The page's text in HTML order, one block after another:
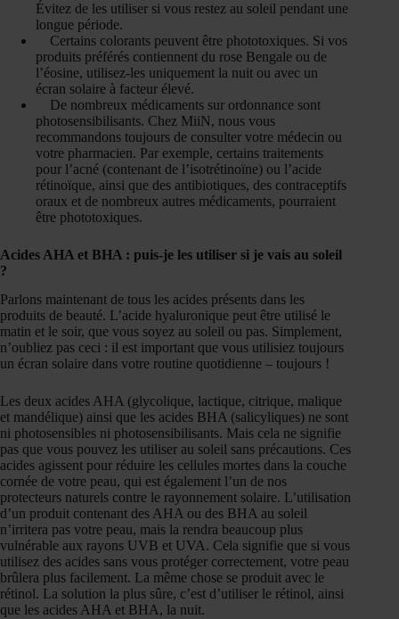
Évitez de les utiliser si vous restez au soleil pendant une
longue période.
Certains colorants peuvent être phototoxiques. Si vos
produits préférés contiennent du rose Bengale ou de
l’éosine, utilisez-les uniquement la nuit ou avec un
écran solaire à facteur élevé.
De nombreux médicaments sur ordonnance sont
photosensibilisants. Chez MiiN, nous vous
recommandons toujours de consulter votre médecin ou
votre pharmacien. Par exemple, certains traitements
pour l’acné (contenant de l’isotrétinoïne) ou l’acide
rétinoïque, ainsi que des antibiotiques, des contraceptifs
oraux et de nombreux autres médicaments, pourraient
être phototoxiques.
Acides AHA et BHA : puis-je les utiliser si je vais au soleil
?
Parlons maintenant de tous les acides présents dans les
produits de beauté. L’acide hyaluronique peut être utilisé le
matin et le soir, que vous soyez au soleil ou pas. Simplement,
n’oubliez pas ceci : il est important que vous utilisiez toujours
un écran solaire dans votre routine quotidienne – toujours !
Les deux acides AHA (glycolique, lactique, citrique, malique
et mandélique) ainsi que les acides BHA (salicyliques) ne sont
ni photosensibles ni photosensibilisants. Mais cela ne signifie
pas que vous pouvez les utiliser au soleil sans précautions. Ces
acides agissent pour réduire les cellules mortes dans la couche
cornée de votre peau, qui est également l’un de nos
protecteurs naturels contre le rayonnement solaire. L’utilisation
d’un produit contenant des AHA ou des BHA au soleil
n’irritera pas votre peau, mais la rendra beaucoup plus
vulnérable aux rayons UVB et UVA. Cela signifie que si vous
utilisez des acides sans vous protéger correctement, votre peau
brûlera plus facilement. La même chose se produit avec le
rétinol. La solution la plus sûre, c’est d’utiliser le rétinol, ainsi
que les acides AHA et BHA, la nuit.